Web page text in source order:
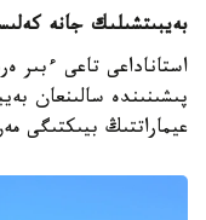
بەيبىتشىلىك جانە
استاناداعى تاعى ءبىر
پىشىنىندە سالىنعان
عيماراتتىڭ بيىكتىگى مەن